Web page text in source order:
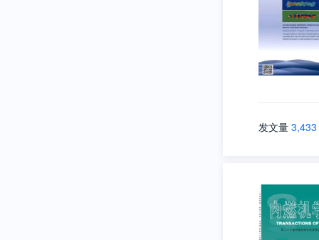
发文量 3,433